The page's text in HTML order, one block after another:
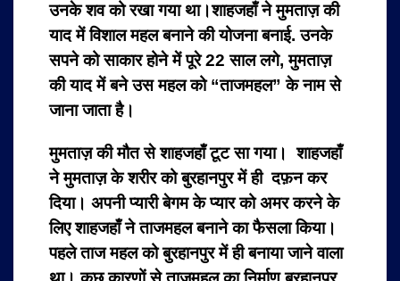
उनके शव को रखा गया था।शाहजहाँ ने मुमताज़ की
याद में विशाल महल बनाने की योजना बनाई. उनके
सपने को साकार होने में पूरे 22 साल लगे, मुमताज़
की याद में बने उस महल को “ताजमहल” के नाम से
जाना जाता है।
मुमताज़ की मौत से शाहजहाँ टूट सा गया। शाहजहाँ
ने मुमताज़ के शरीर को बुरहानपुर में ही दफ़न कर
दिया। अपनी प्यारी बेगम के प्यार को अमर करने के
लिए शाहजहाँ ने ताजमहल बनाने का फैसला किया।
पहले ताज महल को बुरहानपुर में ही बनाया जाने वाला